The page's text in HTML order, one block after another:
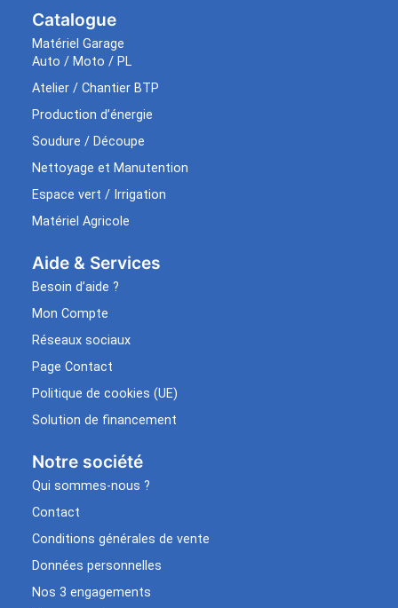
Catalogue
Matériel Garage
Auto / Moto / PL
Atelier / Chantier BTP
Production d’énergie
Soudure / Découpe
Nettoyage et Manutention
Espace vert / Irrigation
Matériel Agricole
Aide & Services​
Besoin d’aide ?
Mon Compte
Réseaux sociaux
Page Contact
Politique de cookies (UE)
Solution de financement
Notre société
Qui sommes-nous ?
Contact
Conditions générales de vente
Données personnelles
Nos 3 engagements